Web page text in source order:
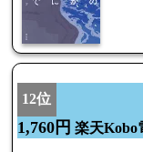
12位
1,760円 楽天Kobo